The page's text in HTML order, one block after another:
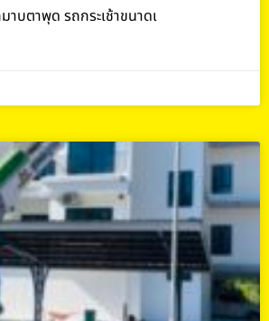
าบตาพุด รถกระเช้าขนาดเ